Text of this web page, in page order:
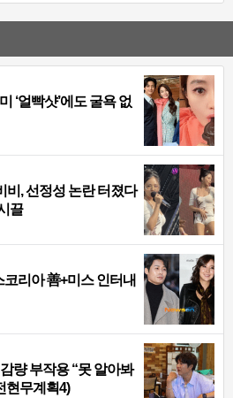
‘얼빡샷’에도 굴욕 없
, 선정성 논란 터졌다
끌
코리아 善+미스 인터내
량 부작용 “못 알아봐
현무계획4)